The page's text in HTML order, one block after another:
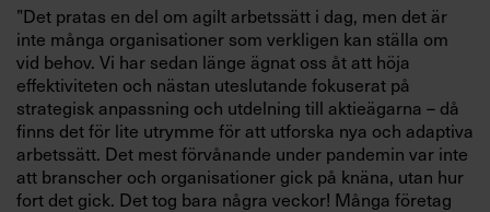
”Det pratas en del om agilt arbetssätt i dag, men det är
inte många organisationer som verkligen kan ställa om
vid behov. Vi har sedan länge ägnat oss åt att höja
effektiviteten och nästan uteslutande fokuserat på
strategisk anpassning och utdelning till aktieägarna – då
finns det för lite utrymme för att utforska nya och adaptiva
arbetssätt. Det mest förvånande under pandemin var inte
att branscher och organisationer gick på knäna, utan hur
fort det gick. Det tog bara några veckor! Många företag